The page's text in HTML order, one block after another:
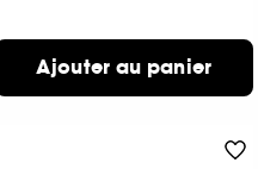
Ajouter au panier